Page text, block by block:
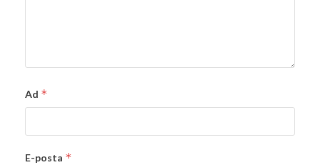
Ad *
E-posta *